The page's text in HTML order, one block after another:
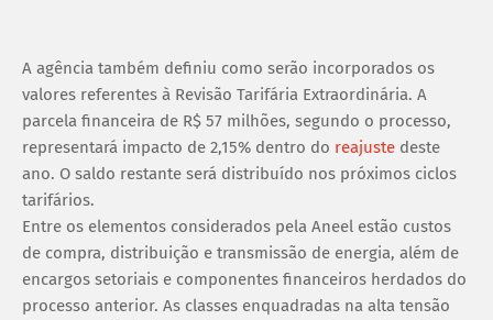
A agência também definiu como serão incorporados os
valores referentes à Revisão Tarifária Extraordinária. A
parcela financeira de R$ 57 milhões, segundo o processo,
representará impacto de 2,15% dentro do reajuste deste
ano. O saldo restante será distribuído nos próximos ciclos
tarifários.
Entre os elementos considerados pela Aneel estão custos
de compra, distribuição e transmissão de energia, além de
encargos setoriais e componentes financeiros herdados do
processo anterior. As classes enquadradas na alta tensão